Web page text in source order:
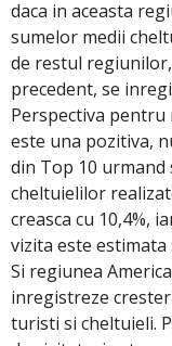
daca in aceasta
sumelor medii
de restul
precedent, se
Perspectiva
este una pozitiva,
din Top 10 urmand
cheltuielilor
creasca cu 10,4%,
vizita este estimata
Si regiunea
inregistreze
turisti si cheltuieli.